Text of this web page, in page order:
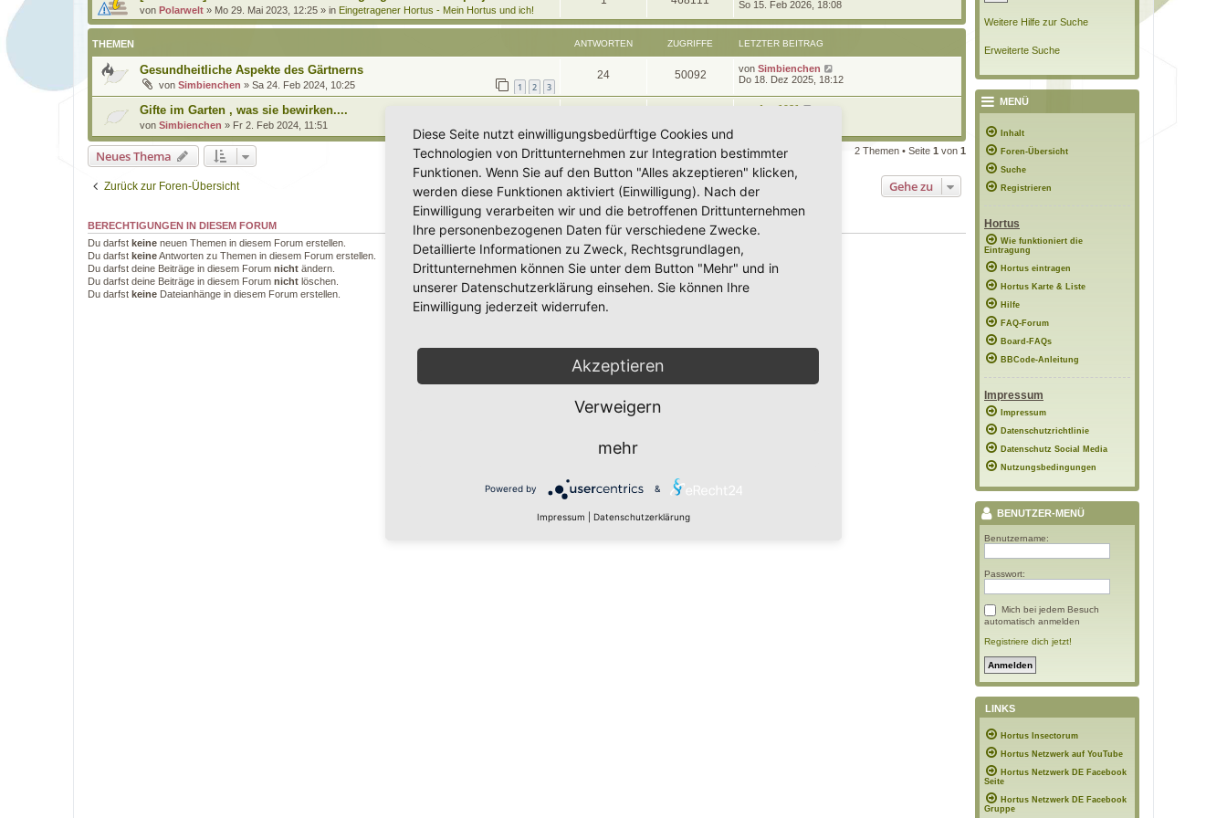
w
o
r
n
r
i
f
e
r
B
e
r
a
g
von Polarwelt » Mo 29. Mai 2023, 12:25 » in Eingetragener Hortus - Mein Hortus und ich!
n
t
w
o
t
e
n
u
g
i
e
e
z
e
r
B
e
So 15. Feb 2026, 18:08
THEMEN ANTWORTEN ZUGRIFFE LETZTER BEITRAG
Gesundheitliche Aspekte des Gärtnerns
von Simbienchen » Sa 24. Feb 2024, 10:25 1 2 3
24A
n
o
r
t
n
50092Z
u
i
f
f
L
e
z
e
t
r
a
g
von Simbienchen
Do 18. Dez 2025, 18:12
Gifte im Garten , was sie bewirken....
von Simbienchen » Fr 2. Feb 2024, 11:51 2
n
t
w
o
r
t
u
g
r
i
f
f
t
e
r
e
i
t
r
a
g
Ann1981
Neues Thema 2 Themen • Seite 1 von 1
Zurück zur Foren-Übersicht Gehe zu
BERECHTIGUNGEN IN DIESEM FORUM
Du darfst keine neuen Themen in diesem Forum erstellen.
Du darfst keineAntworten zu Themen in diesem Forum erstellen.
Du darfst deine Beiträge in diesem Forum nicht ändern.
Du darfst deine Beiträge in diesem Forum nicht löschen.
Du darfst keine Dateianhänge in diesem Forum erstellen.
Weitere Hilfe zur Suche
Erweiterte Suche
MENÜ
Inhalt
Foren-Übersicht
Suche
Registrieren
Hortus
Wie funktioniert die
Eintragung
Hortus eintragen
Hortus Karte & Liste
Hilfe
FAQ-Forum
Board-FAQs
BBCode-Anleitung
Impressum
Impressum
Datenschutzrichtlinie
Datenschutz Social Media
Nutzungsbedingungen
BENUTZER-MENÜ
Benutzername:
Passwort:
Mich bei jedem Besuch
automatisch anmelden
Registriere dich jetzt!
LINKS
Hortus Insectorum
Hortus Netzwerk auf YouTube
Hortus Netzwerk DE Facebook
Seite
Hortus Netzwerk DE Facebook
Gruppe
Diese Seite nutzt einwilligungsbedürftige Cookies und
Technologien von Drittunternehmen zur Integration bestimmter
Funktionen. Wenn Sie auf den Button "Alles akzeptieren" klicken,
werden diese Funktionen aktiviert (Einwilligung). Nach der
Einwilligung verarbeiten wir und die betroffenen Drittunternehmen
Ihre personenbezogenen Daten für verschiedene Zwecke.
Detaillierte Informationen zu Zweck, Rechtsgrundlagen,
Drittunternehmen können Sie unter dem Button "Mehr" und in
unserer Datenschutzerklärung einsehen. Sie können Ihre
Einwilligung jederzeit widerrufen.
Akzeptieren
Verweigern
mehr
Powered by &
Impressum Datenschutzerklärung